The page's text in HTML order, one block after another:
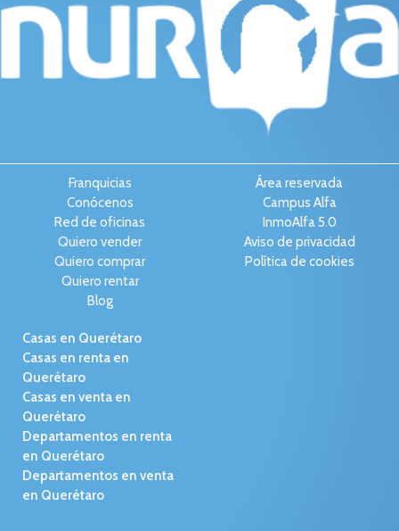
Franquicias
Conócenos
Red de oficinas
Quiero vender
Quiero comprar
Quiero rentar
Blog
Área reservada
Campus Alfa
InmoAlfa 5.0
Aviso de privacidad
Política de cookies
Casas en Querétaro
Casas en renta en
Querétaro
Casas en venta en
Querétaro
Departamentos en renta
en Querétaro
Departamentos en venta
en Querétaro